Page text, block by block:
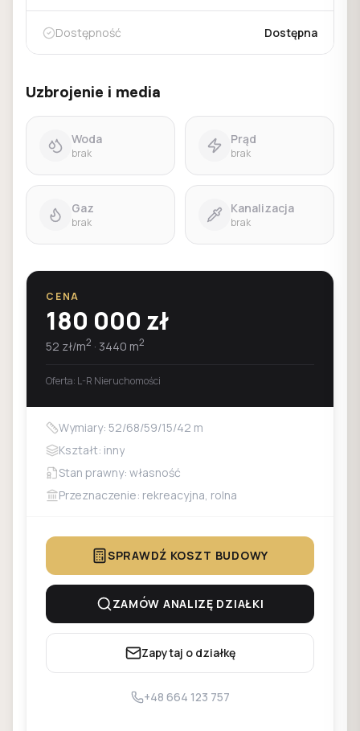
Dostępność Dostępna
Uzbrojenie i media
Woda
brak
Prąd
brak
Gaz
brak
Kanalizacja
brak
CENA
180 000 zł
52 zł/m2 · 3440 m2
Oferta: L-R Nieruchomości
Wymiary: 52/68/59/15/42 m
Kształt: inny
Stan prawny: własność
Przeznaczenie: rekreacyjna, rolna
SPRAWDŹ KOSZT BUDOWY
ZAMÓW ANALIZĘ DZIAŁKI
Zapytaj o działkę
+48 664 123 757